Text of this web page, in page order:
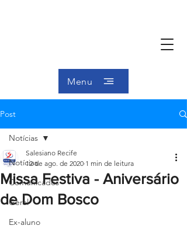
Menu
Post
Notícias
Comunicados
Geral
Ex-aluno
Notícias
Missa Festiva - Aniversário
de Dom Bosco
Salesiano Recife
12 de ago. de 2020 1 min de leitura